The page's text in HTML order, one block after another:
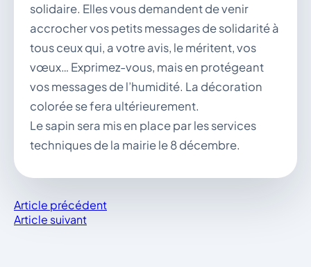
solidaire. Elles vous demandent de venir
accrocher vos petits messages de solidarité à
tous ceux qui, a votre avis, le méritent, vos
vœux… Exprimez-vous, mais en protégeant
vos messages de l’humidité. La décoration
colorée se fera ultérieurement.
Le sapin sera mis en place par les services
techniques de la mairie le 8 décembre.
Article précédent
Article suivant